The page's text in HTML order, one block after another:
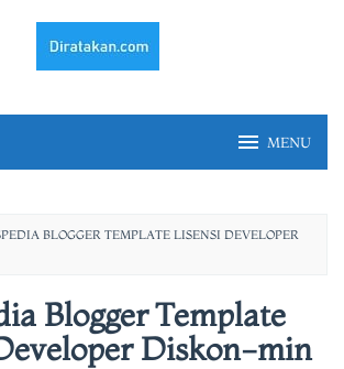
MENU
BLOGGER TEMPLATE LISENSI DEVELOPER
Blogger Template
Diskon-min